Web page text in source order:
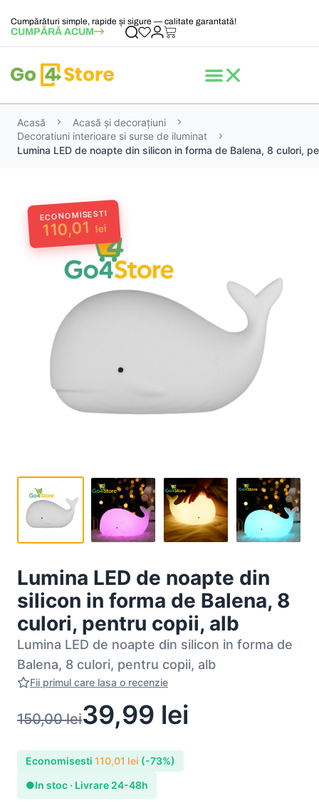
Cumpărături simple, rapide și sigure — calitate garantată!
CUMPĂRĂ ACUM
Acasă
Acasă și decorațiuni
Decoratiuni interioare si surse de iluminat
Lumina LED de noapte din silicon in forma de Balena, 8 culori,
ECONOMISESTI
110,01 lei
Lumina LED de noapte din
silicon in forma de Balena, 8
culori, pentru copii, alb
Lumina LED de noapte din silicon in forma de
Balena, 8 culori, pentru copii, alb
Fii primul care lasa o recenzie
150,00lei39,99 lei
Economisesti 110,01 lei (-73%)
●In stoc · Livrare 24-48h